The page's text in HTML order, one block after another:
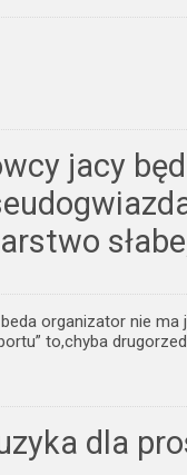
jacy
organizator nie
to,chyba
dla